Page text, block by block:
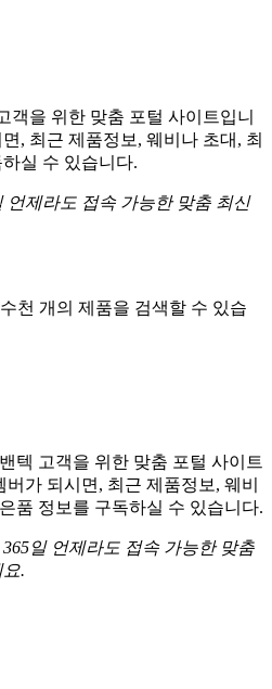
객을 위한 맞춤 포털 사이트입니
, 최근 제품정보, 웨비나 초대, 최
실 수 있습니다.
언제라도 접속 가능한 맞춤 최신
수천 개의 제품을 검색할 수 있습
텍 고객을 위한 맞춤 포털 사이트
가 되시면, 최근 제품정보, 웨비
품 정보를 구독하실 수 있습니다.
일 언제라도 접속 가능한 맞춤
.